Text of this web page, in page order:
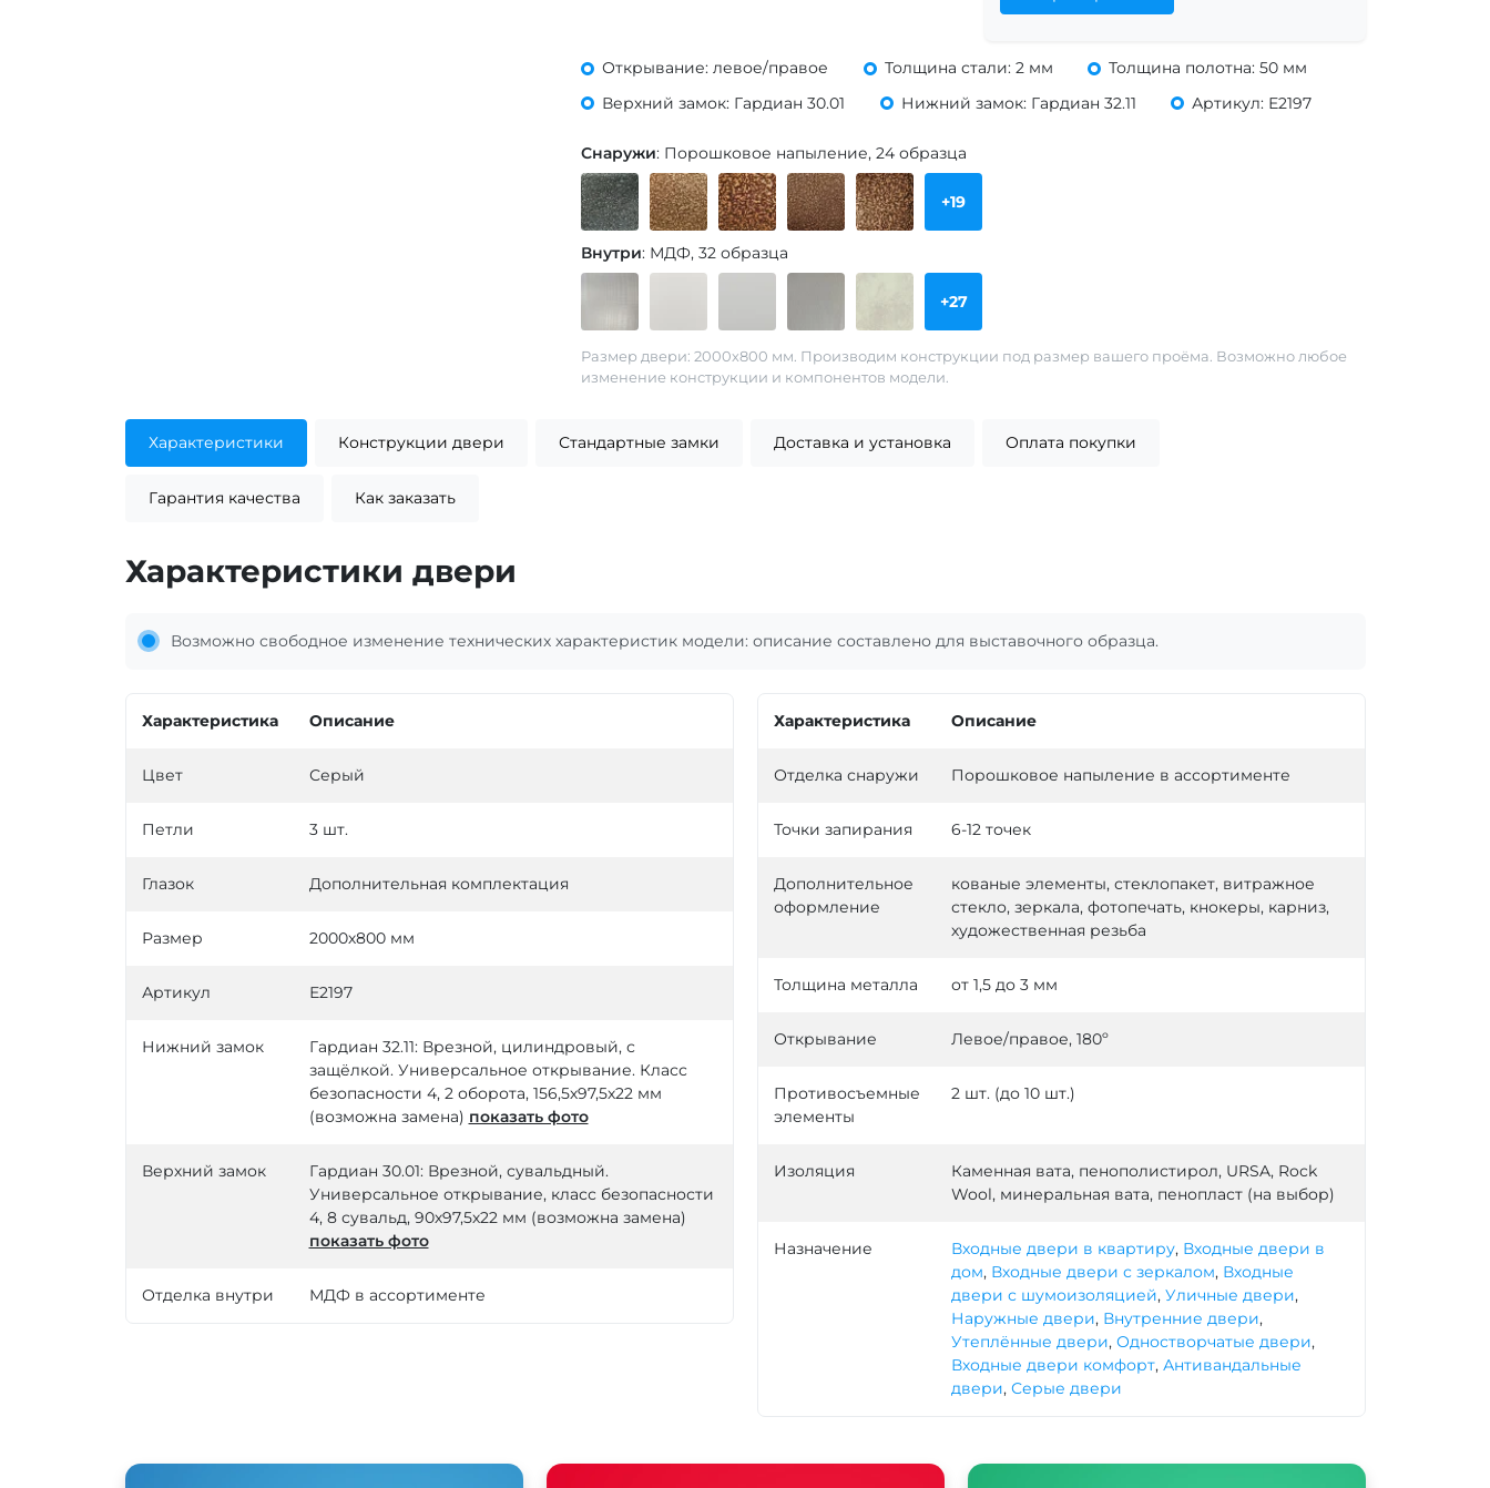
Открывание: левое/правое Толщина стали: 2 мм
Толщина полотна: 50 мм
Верхний замок: Гардиан 30.01
Нижний замок: Гардиан 32.11 Артикул: Е2197
Снаружи: Порошковое напыление, 24 образца
+19
Внутри: МДФ, 32 образца
+27
Размер двери: 2000х800 мм. Производим конструкции под размер вашего проёма. Возможно любое
изменение конструкции и компонентов модели.
Характеристики Конструкции двери Стандартные замки Доставка и установка Оплата покупки
Гарантия качества Как заказать
Характеристики двери
Возможно свободное изменение технических характеристик модели: описание составлено для выставочного образца.
Характеристика Описание
Цвет Серый
Петли 3 шт.
Глазок Дополнительная комплектация
Размер 2000х800 мм
Артикул Е2197
Нижний замок
Гардиан 32.11: Врезной, цилиндровый, с
защёлкой. Универсальное открывание. Класс
безопасности 4, 2 оборота, 156,5х97,5х22 мм
(возможна замена) показать фото
Верхний замок
Гардиан 30.01: Врезной, сувальдный.
Универсальное открывание, класс безопасности
4, 8 сувальд, 90х97,5х22 мм (возможна замена)
показать фото
Отделка внутри МДФ в ассортименте
Характеристика Описание
Отделка снаружи Порошковое напыление в ассортименте
Точки запирания 6-12 точек
Дополнительное
оформление
кованые элементы, стеклопакет, витражное
стекло, зеркала, фотопечать, кнокеры, карниз,
художественная резьба
Толщина металла от 1,5 до 3 мм
Открывание Левое/правое, 180º
Противосъемные
элементы
2 шт. (до 10 шт.)
Изоляция
Каменная вата, пенополистирол, URSA, Rock
Wool, минеральная вата, пенопласт (на выбор)
Назначение Входные двери в квартиру, Входные двери в
дом, Входные двери с зеркалом, Входные
двери с шумоизоляцией, Уличные двери,
Наружные двери, Внутренние двери,
Утеплённые двери, Одностворчатые двери,
Входные двери комфорт, Антивандальные
двери, Серые двери